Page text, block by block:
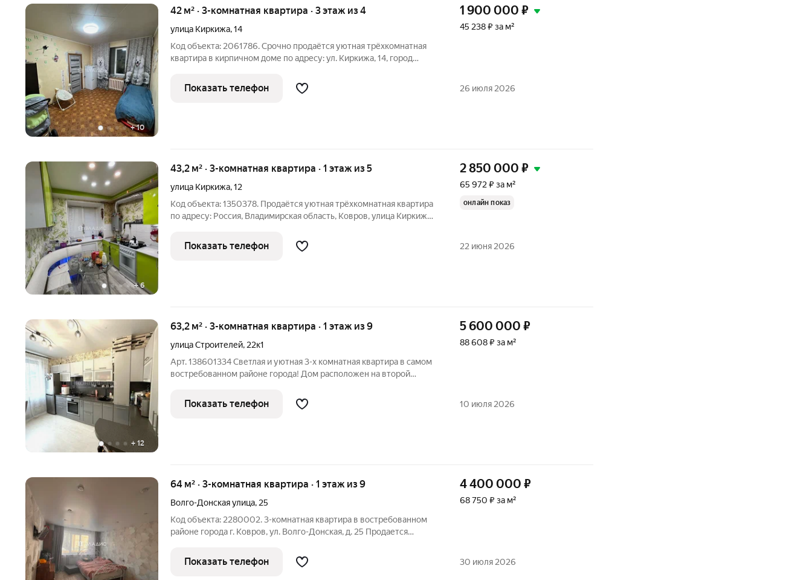
+10
42 м² · 3-комнатная квартира · 3 этаж из 4
улица Киркижа,14
Код объекта: 2061786. Срочно продаётся уютная трёхкомнатная
квартира в кирпичном доме по адресу: ул. Киркижа, 14, город
комфортное жильё по доступной цене. -Квартира расположена на
третьем этаже
1 900 000 ₽
45 238 ₽ за м²
Показать телефон 26 июля 2026
+6
43,2 м² · 3-комнатная квартира · 1 этаж из 5
улица Киркижа,12
Код объекта: 1350378. Продаётся уютная трёхкомнатная квартира
по адресу: Россия, Владимирская область, Ковров, улица Киркижа,
кирпичного дома, построенного в 1964 году. Общая площадь
составляет
2 850 000 ₽
65 972 ₽ за м²
онлайн показ
Показать телефон 22 июня 2026
+ 12
63,2 м² · 3-комнатная квартира · 1 этаж из 9
улица Строителей, 22к1
Арт. 138601334 Светлая и уютная 3-х комнатная квартира в самом
востребованном районе города! Дом расположен на второй
Квартира в хорошем состоянии. Окна и балконный блок ПВХ.
Натяжные,
5 600 000 ₽
88 608 ₽ за м²
Показать телефон 10 июля 2026
64 м² · 3-комнатная квартира · 1 этаж из 9
Волго-Донская улица, 25
Код объекта: 2280002. 3-комнатная квартира в востребованном
районе города г. Ковров, ул. Волго-Донская, д. 25 Продается
4 400 000 ₽
68 750 ₽ за м²
Показать телефон 30 июля 2026